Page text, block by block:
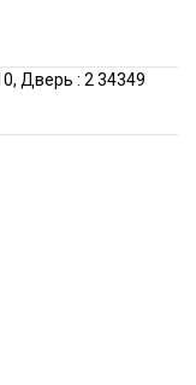
Дверь : 2 34349